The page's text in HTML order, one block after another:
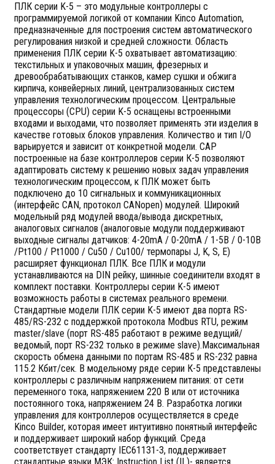
ПЛК серии K-5 – это модульные контроллеры с
программируемой логикой от компании Kinco Automation,
предназначенные для построения систем автоматического
регулирования низкой и средней сложности. Область
применения ПЛК серии K-5 охватывает автоматизацию:
текстильных и упаковочных машин, фрезерных и
древообрабатывающих станков, камер сушки и обжига
кирпича, конвейерных линий, централизованных систем
управления технологическим процессом. Центральные
процессоры (CPU) серии K-5 оснащены встроенными
входами и выходами, что позволяет применять эти изделия в
качестве готовых блоков управления. Количество и тип I/O
варьируется и зависит от конкретной модели. САР
построенные на базе контроллеров серии К-5 позволяют
адаптировать систему к решению новых задач управления
технологическим процессом, к ПЛК может быть
подключено до 10 сигнальных и коммуникационных
(интерфейс CAN, протокол CANopen) модулей. Широкий
модельный ряд модулей ввода/вывода дискретных,
аналоговых сигналов (аналоговые модули поддерживают
выходные сигналы датчиков: 4-20mA / 0-20mA / 1-5В / 0-10В
/Pt100 / Pt1000 / Cu50 / Cu100/ термопары J, K, S, E)
расширяет функционал ПЛК. Все ПЛК и модули
устанавливаются на DIN рейку, шинные соединители входят в
комплект поставки. Контроллеры серии K-5 имеют
возможность работы в системах реального времени.
Стандартные модели ПЛК серии K-5 имеют два порта RS-
485/RS-232 с поддержкой протокола Modbus RTU, режим
master/slave (порт RS-485 работают в режиме ведущий/
ведомый, порт RS-232 только в режиме slave).Максимальная
скорость обмена данными по портам RS-485 и RS-232 равна
115.2 Кбит/сек. В модельному ряде серии К-5 представлены
контроллеры с различным напряжением питания: от сети
переменного тока, напряжением 220 В или от источника
постоянного тока, напряжением 24 В. Разработка логики
управления для контроллеров осуществляется в среде
Kinco Builder, которая имеет интуитивно понятный интерфейс
и поддерживает широкий набор функций. Среда
соответствует стандарту IEC61131-3, поддерживает